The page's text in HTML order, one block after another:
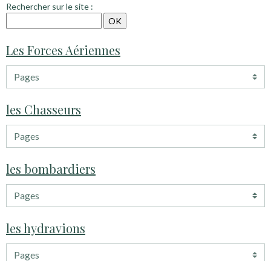
Rechercher sur le site :
Les Forces Aériennes
les Chasseurs
les bombardiers
les hydravions